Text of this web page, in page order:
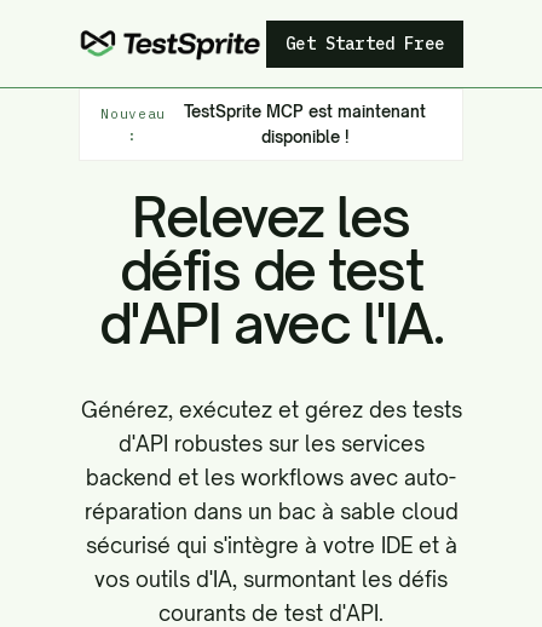
Get Started Free
Nouveau
:
TestSprite MCP est maintenant
disponible !
Relevez les
défis de test
d'API avec l'IA.
Générez, exécutez et gérez des tests
d'API robustes sur les services
backend et les workflows avec auto-
réparation dans un bac à sable cloud
sécurisé qui s'intègre à votre IDE et à
vos outils d'IA, surmontant les défis
courants de test d'API.